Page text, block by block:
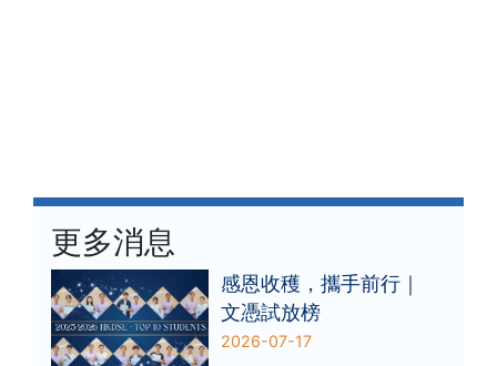
更多消息
感恩收穫，攜手前行｜
文憑試放榜
2026-07-17